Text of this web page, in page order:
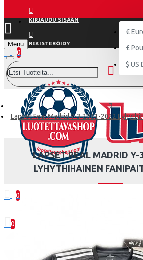
KIRJAUDU SISÄÄN
REKISTERÖIDY
€
£
$ US
Menu
0
0
0
Ostoskorisi on tyhjä!
Lapset Real Madrid Y-3 2021-2022
LAPSET REAL MADRID Y-
LYHYTHIHAINEN